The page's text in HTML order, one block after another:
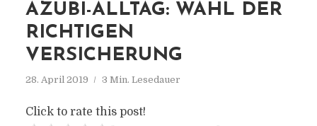
AZUBI-ALLTAG: WAHL DER
RICHTIGEN
VERSICHERUNG
28. April 2019 3 Min. Lesedauer
Click to rate this post!